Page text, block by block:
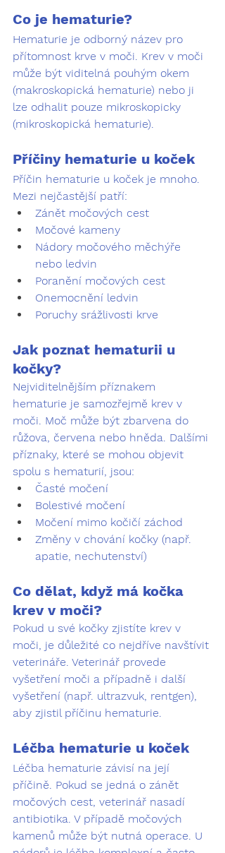
Co je hematurie?
Hematurie je odborný název pro
přítomnost krve v moči. Krev v moči
může být viditelná pouhým okem
(makroskopická hematurie) nebo ji
lze odhalit pouze mikroskopicky
(mikroskopická hematurie).
Příčiny hematurie u koček
Příčin hematurie u koček je mnoho.
Mezi nejčastější patří:
Zánět močových cest
Močové kameny
Nádory močového měchýře
nebo ledvin
Poranění močových cest
Onemocnění ledvin
Poruchy srážlivosti krve
Jak poznat hematurii u
kočky?
Nejviditelnějším příznakem
hematurie je samozřejmě krev v
moči. Moč může být zbarvena do
růžova, červena nebo hněda. Dalšími
příznaky, které se mohou objevit
spolu s hematurií, jsou:
Časté močení
Bolestivé močení
Močení mimo kočičí záchod
Změny v chování kočky (např.
apatie, nechutenství)
Co dělat, když má kočka
krev v moči?
Pokud u své kočky zjistíte krev v
moči, je důležité co nejdříve navštívit
veterináře. Veterinář provede
vyšetření moči a případně i další
vyšetření (např. ultrazvuk, rentgen),
aby zjistil příčinu hematurie.
Léčba hematurie u koček
Léčba hematurie závisí na její
příčině. Pokud se jedná o zánět
močových cest, veterinář nasadí
antibiotika. V případě močových
kamenů může být nutná operace. U